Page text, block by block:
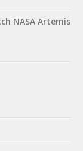
NASA Artemis